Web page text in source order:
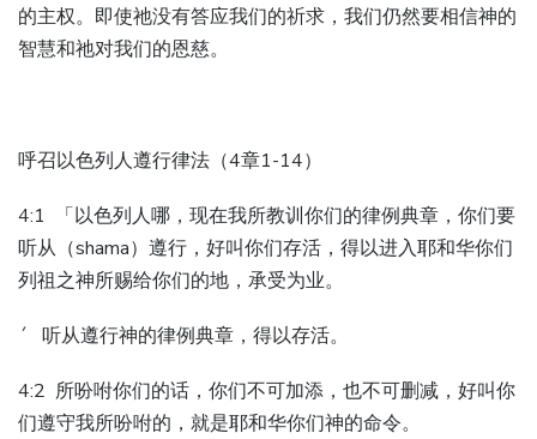
的主权。即使祂没有答应我们的祈求，我们仍然要相信神的
智慧和祂对我们的恩慈。
呼召以色列人遵行律法（4章1-14）
4:1 「以色列人哪，现在我所教训你们的律例典章，你们要
听从（shama）遵行，好叫你们存活，得以进入耶和华你们
列祖之神所赐给你们的地，承受为业。
´ 听从遵行神的律例典章，得以存活。
4:2 所吩咐你们的话，你们不可加添，也不可删减，好叫你
们遵守我所吩咐的，就是耶和华你们神的命令。